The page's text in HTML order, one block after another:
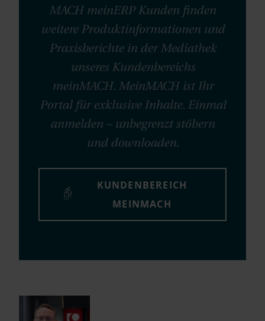
MACH meinERP Kunden finden
weitere Produktinformationen und
Praxisberichte in der Mediathek
unseres Kundenbereichs
meinMACH. MeinMACH ist Ihr
Portal für exklusive Inhalte. Einmal
anmelden – unbegrenzt stöbern
und downloaden.
KUNDENBEREICH
MEINMACH